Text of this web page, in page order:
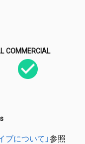
COMMERCIAL
ブについて」参照